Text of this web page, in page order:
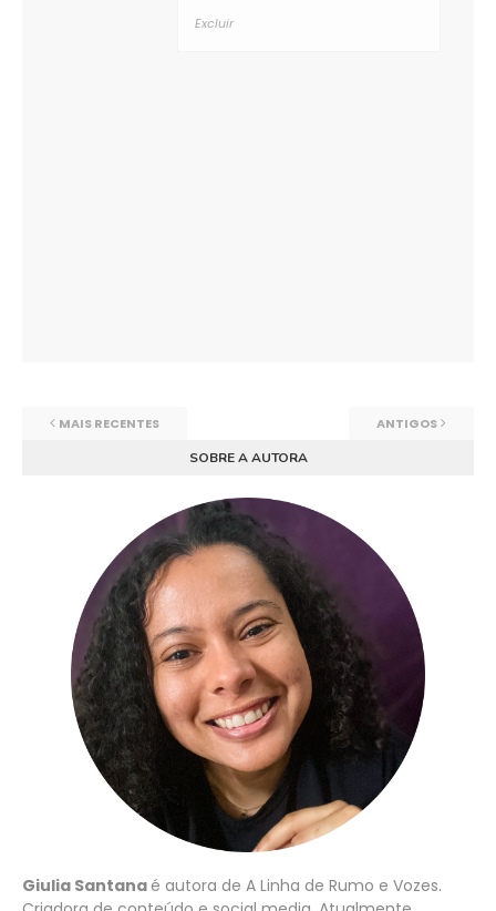
Excluir
MAIS RECENTES
ANTIGOS
SOBRE A AUTORA
Giulia Santana é autora de A Linha de Rumo e Vozes.